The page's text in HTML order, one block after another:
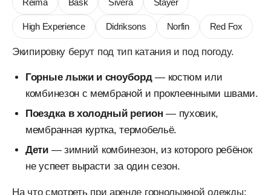
Reima Bask Sivera Stayer
High Experience Didriksons Norfin Red Fox
Экипировку берут под тип катания и под погоду.
Горные лыжи и сноуборд— костюм или
комбинезон с мембраной и проклеенными швами.
Поездка в холодный регион — пуховик,
мембранная куртка, термобельё.
Дети— зимний комбинезон, из которого ребёнок
не успеет вырасти за один сезон.
На что смотреть при аренде горнолыжной одежды: